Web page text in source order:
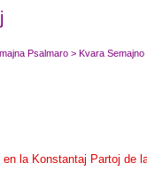
Psalmaro > Kvara
la Konstantaj Partoj de